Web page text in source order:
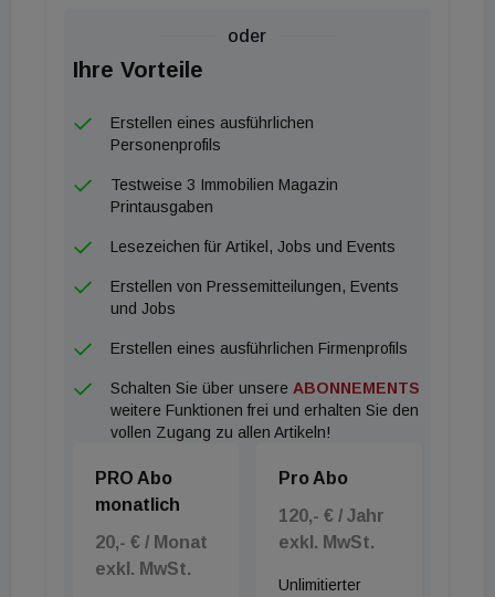
oder
Ihre Vorteile
Erstellen eines ausführlichen
Personenprofils
Testweise 3 Immobilien Magazin
Printausgaben
Lesezeichen für Artikel, Jobs und Events
Erstellen von Pressemitteilungen, Events
und Jobs
Erstellen eines ausführlichen Firmenprofils
Schalten Sie über unsere ABONNEMENTS
weitere Funktionen frei und erhalten Sie den
vollen Zugang zu allen Artikeln!
PRO Abo
monatlich
20,- € / Monat
exkl. MwSt.
Pro Abo
120,- € / Jahr
exkl. MwSt.
Unlimitierter